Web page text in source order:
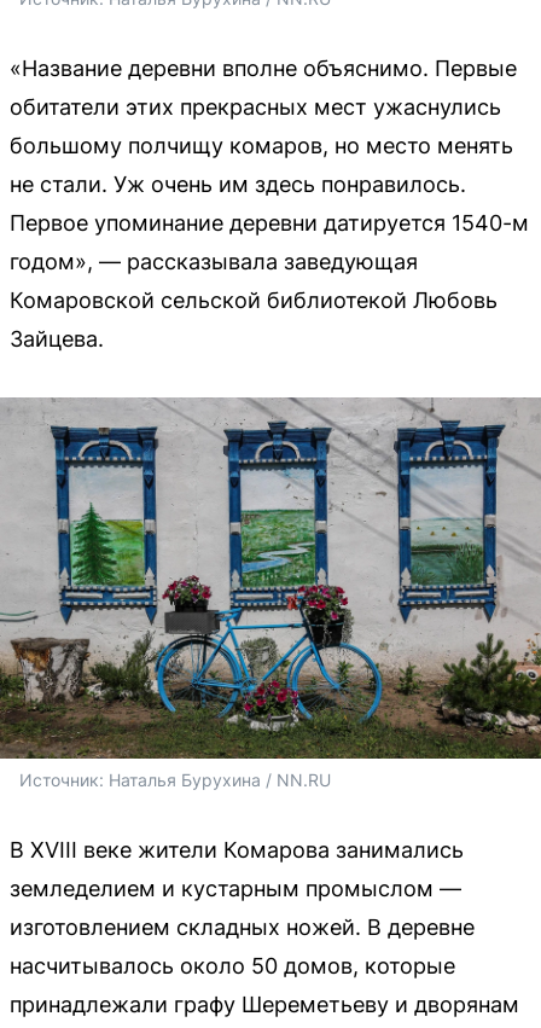
«Название деревни вполне объяснимо. Первые
обитатели этих прекрасных мест ужаснулись
большому полчищу комаров, но место менять
не стали. Уж очень им здесь понравилось.
Первое упоминание деревни датируется 1540-м
годом», — рассказывала заведующая
Комаровской сельской библиотекой Любовь
Зайцева.
Источник: Наталья Бурухина / NN.RU
В XVIII веке жители Комарова занимались
земледелием и кустарным промыслом —
изготовлением складных ножей. В деревне
насчитывалось около 50 домов, которые
принадлежали графу Шереметьеву и дворянам